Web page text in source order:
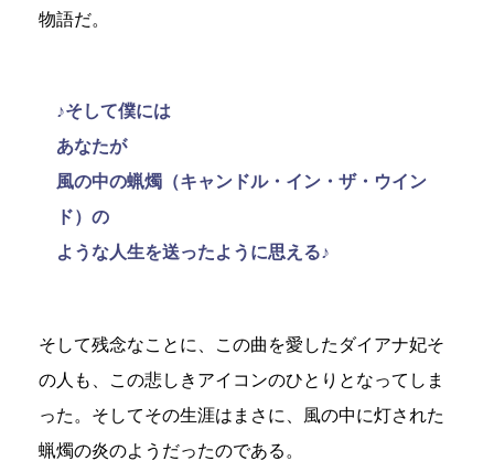
物語だ。
♪そして僕には
あなたが
風の中の蝋燭（キャンドル・イン・ザ・ウイン
ド）の
ような人生を送ったように思える♪
そして残念なことに、この曲を愛したダイアナ妃そ
の人も、この悲しきアイコンのひとりとなってしま
った。そしてその生涯はまさに、風の中に灯された
蝋燭の炎のようだったのである。